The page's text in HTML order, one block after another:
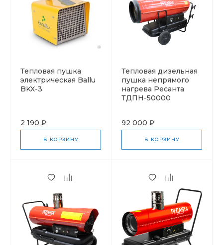
Тепловая пушка
электрическая Ballu
BKX-3
2 190 ₽
В КОРЗИНУ
Тепловая дизельная
пушка непрямого
нагрева Ресанта
ТДПН-50000
92 000 ₽
В КОРЗИНУ